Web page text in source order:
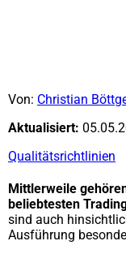
Von: Christian
Aktualisiert:
Qualitätsrichtlinien
Mittlerweile
beliebtesten
sind auch
Ausführung